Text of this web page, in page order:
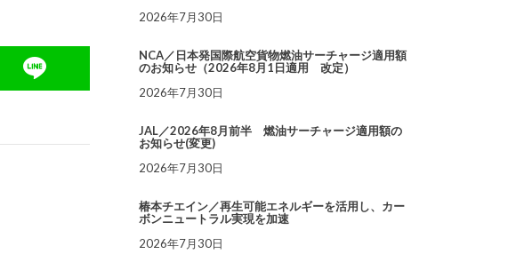
2026年7月30日
NCA／日本発国際航空貨物燃油サーチャージ適用額
のお知らせ（2026年8月1日適用 改定）
2026年7月30日
JAL／2026年8月前半 燃油サーチャージ適用額の
お知らせ(変更)
2026年7月30日
椿本チエイン／再生可能エネルギーを活用し、カー
ボンニュートラル実現を加速
2026年7月30日